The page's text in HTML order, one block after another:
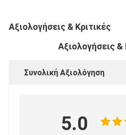
Αξιολογήσεις & Κριτικές
Αξιολογήσεις &
Συνολική Αξιολόγηση
5.0